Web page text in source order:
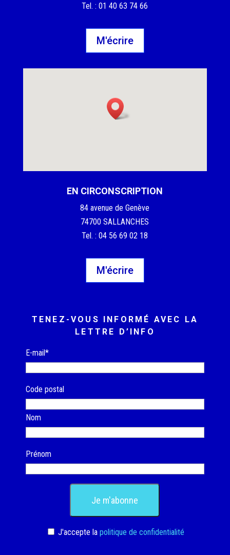
Tel. : 01 40 63 74 66
M'écrire
EN CIRCONSCRIPTION
84 avenue de Genève
74700 SALLANCHES
Tel. : 04 56 69 02 18
M'écrire
TENEZ-VOUS INFORMÉ AVEC LA
LETTRE D’INFO
E-mail*
Code postal
Nom
Prénom
J'accepte la politique de confidentialité